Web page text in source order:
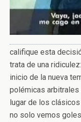
califique esta
trata de una
inicio de la nueva
polémicas arbitrales
lugar de los
no solo vemos